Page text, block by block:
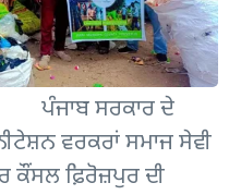
ਪੰਜਾਬ ਸਰਕਾਰ ਦੇ
ਵਰਕਰਾਂ ਸਮਾਜ ਸੇਵੀ
ਕੌਂਸਲ ਫ਼ਿਰੋਜ਼ਪੁਰ ਦੀ